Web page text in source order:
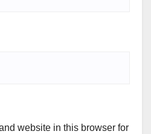
website in this browser for